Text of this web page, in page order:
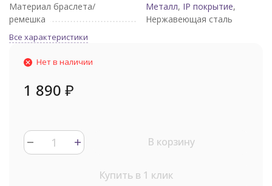
Материал браслета/
ремешка
Металл, IP покрытие,
Нержавеющая сталь
Все характеристики
Нет в наличии
1 890 ₽
В корзину
Купить в 1 клик